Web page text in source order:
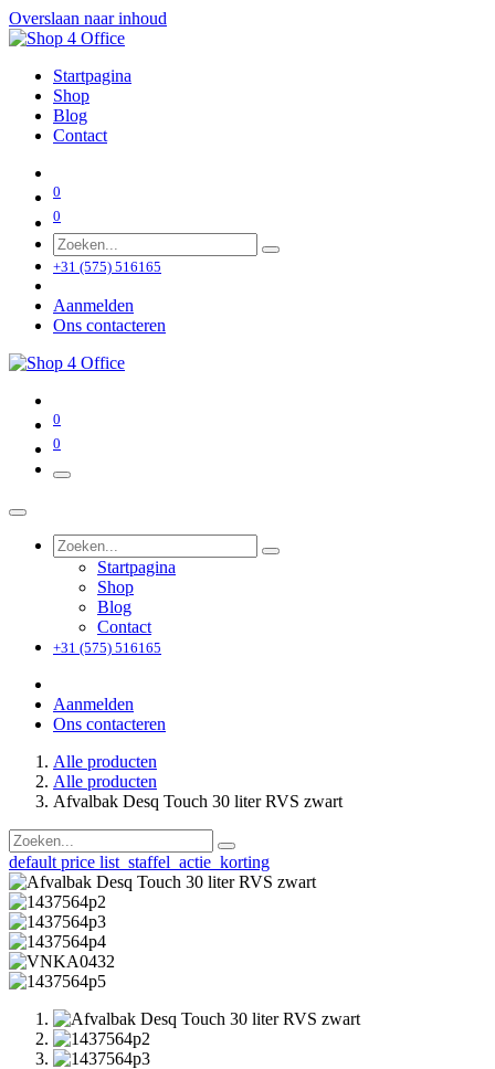
Overslaan naar inhoud
Startpagina
Shop
Blog
Contact
0
0
+31 (575) 516165
Aanmelden
Ons contacteren
0
0
Startpagina
Shop
Blog
Contact
+31 (575) 516165
Aanmelden
Ons contacteren
Alle producten
Alle producten
Afvalbak Desq Touch 30 liter RVS zwart
default price list_staffel_actie_korting